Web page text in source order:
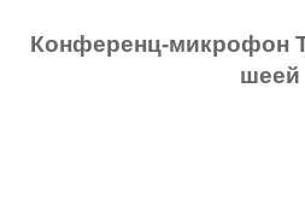
Конференц-микрофон
шеей